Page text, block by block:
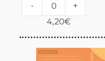
-
+
4,20€